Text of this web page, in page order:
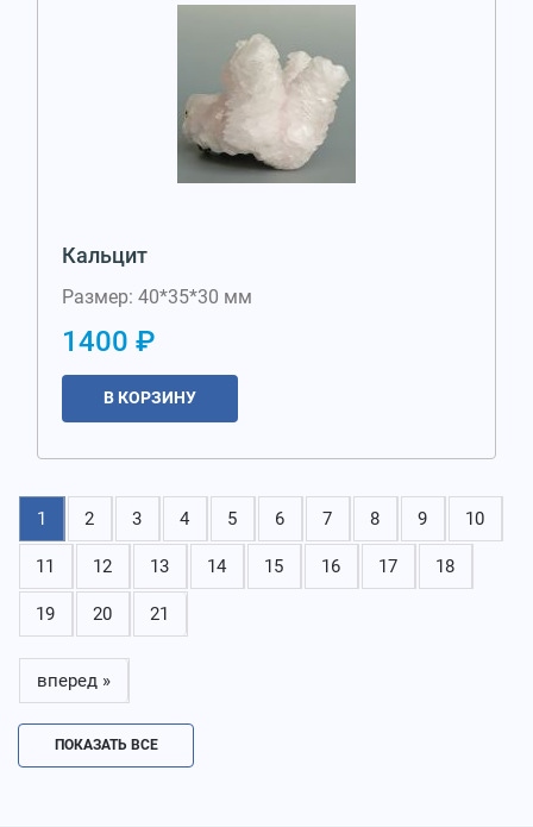
Кальцит
Размер: 40*35*30 мм
1400 ₽
В КОРЗИНУ
1 2 3 4 5 6 7 8 9 10
11 12 13 14 15 16 17 18
19 20 21
вперед »
ПОКАЗАТЬ ВСЕ